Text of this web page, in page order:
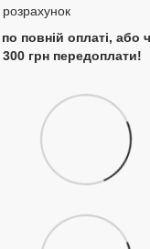
розрахунок
повній оплаті, або
300 грн передоплати!